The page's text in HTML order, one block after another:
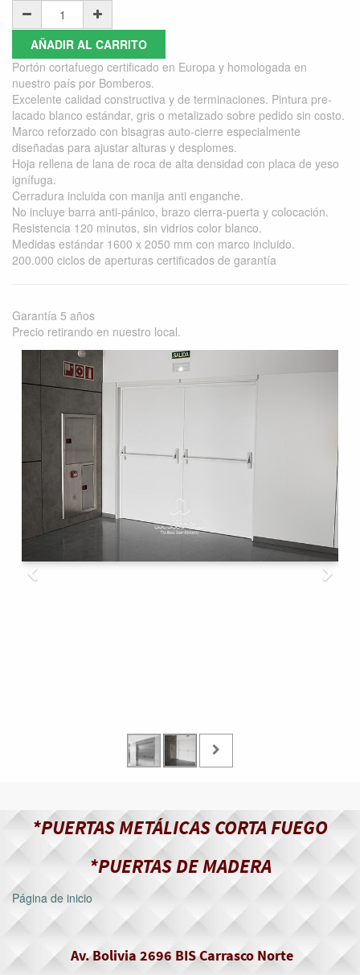
AÑADIR AL CARRITO
Portón cortafuego certificado en Europa y homologada en
nuestro país por Bomberos.
Excelente calidad constructiva y de terminaciones. Pintura pre-
lacado blanco estándar, gris o metalizado sobre pedido sin costo.
Marco reforzado con bisagras auto-cierre especialmente
diseñadas para ajustar alturas y desplomes.
Hoja rellena de lana de roca de alta densidad con placa de yeso
ignífuga.
Cerradura incluida con manija anti enganche.
No incluye barra anti-pánico, brazo cierra-puerta y colocación.
Resistencia 120 minutos, sin vidrios color blanco.
Medidas estándar 1600 x 2050 mm con marco incluido.
200.000 ciclos de aperturas certificados de garantía
Garantía 5 años
Precio retirando en nuestro local.
*PUERTAS METÁLICAS CORTA FUEGO
*PUERTAS DE MADERA
Página de inicio
Av. Bolivia 2696 BIS Carrasco Norte